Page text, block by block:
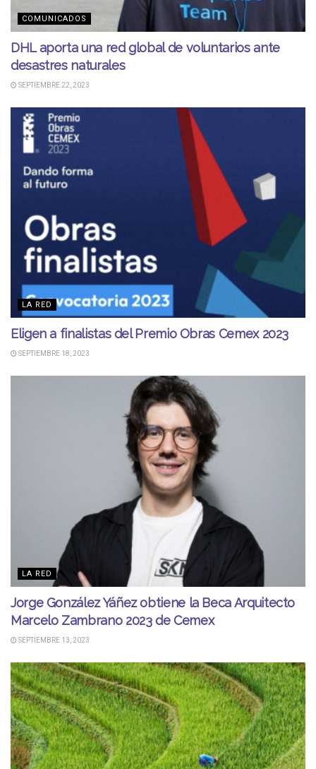
COMUNICADOS
DHL aporta una red global de voluntarios ante
desastres naturales
SEPTIEMBRE 22, 2023
LA RED
Eligen a finalistas del Premio Obras Cemex 2023
SEPTIEMBRE 18, 2023
LA RED
Jorge González Yáñez obtiene la Beca Arquitecto
Marcelo Zambrano 2023 de Cemex
SEPTIEMBRE 13, 2023